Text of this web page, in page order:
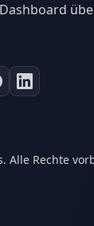
Alle Rechte